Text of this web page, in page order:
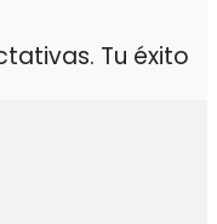
Tu éxito